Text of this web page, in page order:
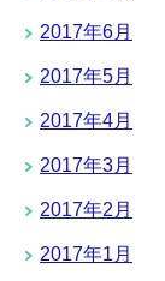
2017年6月
2017年5月
2017年4月
2017年3月
2017年2月
2017年1月